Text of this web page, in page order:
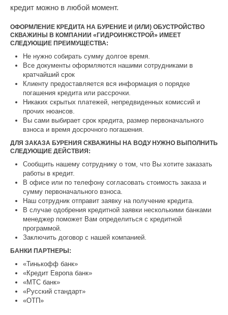
кредит можно в любой момент.
ОФОРМЛЕНИЕ КРЕДИТА НА БУРЕНИЕ И (ИЛИ) ОБУСТРОЙСТВО
СКВАЖИНЫ В КОМПАНИИ «ГИДРОИНЖСТРОЙ» ИМЕЕТ
СЛЕДУЮЩИЕ ПРЕИМУЩЕСТВА:
Не нужно собирать сумму долгое время.
Все документы оформляются нашими сотрудниками в
кратчайший срок
Клиенту предоставляется вся информация о порядке
погашения кредита или рассрочки.
Никаких скрытых платежей, непредвиденных комиссий и
прочих нюансов.
Вы сами выбирает срок кредита, размер первоначального
взноса и время досрочного погашения.
ДЛЯ ЗАКАЗА БУРЕНИЯ СКВАЖИНЫ НА ВОДУ НУЖНО ВЫПОЛНИТЬ
СЛЕДУЮЩИЕ ДЕЙСТВИЯ:
Сообщить нашему сотруднику о том, что Вы хотите заказать
работы в кредит.
В офисе или по телефону согласовать стоимость заказа и
сумму первоначального взноса.
Наш сотрудник отправит заявку на получение кредита.
В случае одобрения кредитной заявки несколькими банками
менеджер поможет Вам определиться с кредитной
программой.
Заключить договор с нашей компанией.
БАНКИ ПАРТНЕРЫ:
«Тинькофф банк»
«Кредит Европа банк»
«МТС банк»
«Русский стандарт»
«ОТП»